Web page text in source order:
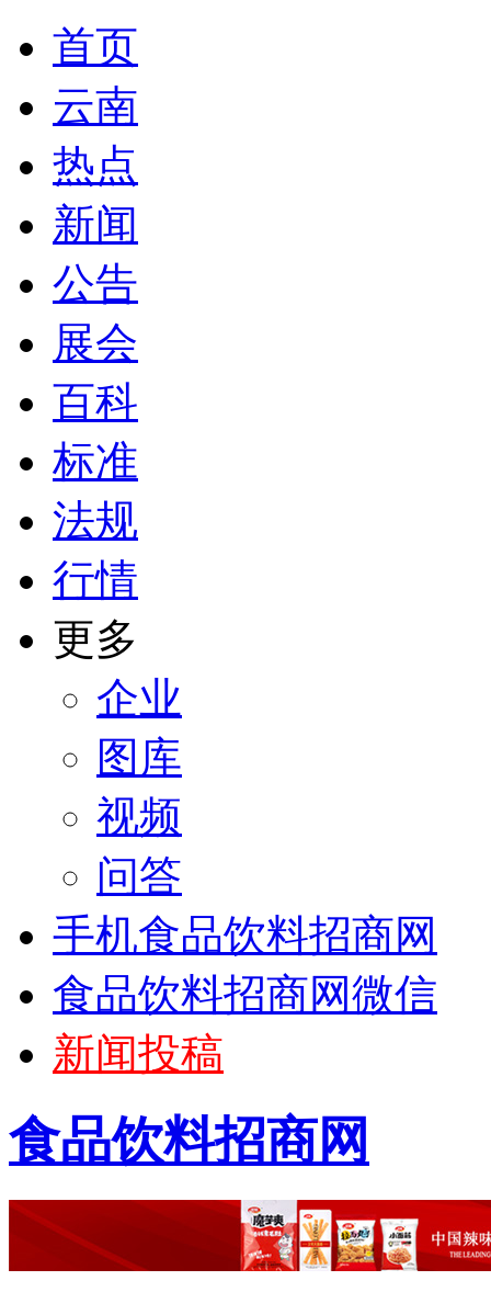
首页
云南
热点
新闻
公告
展会
百科
标准
法规
行情
更多
企业
图库
视频
问答
手机食品饮料招商网
食品饮料招商网微信
新闻投稿
食品饮料招商网